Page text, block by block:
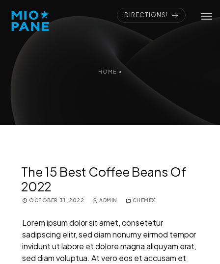
DIRECTIONS!
HOME •
The 15 Best Coffee Beans Of
2022
OCTOBER 31, 2022 ADMIN CHEMEX
Lorem ipsum dolor sit amet, consetetur
sadipscing elitr, sed diam nonumy eirmod tempor
invidunt ut labore et dolore magna aliquyam erat,
sed diam voluptua. At vero eos et accusam et